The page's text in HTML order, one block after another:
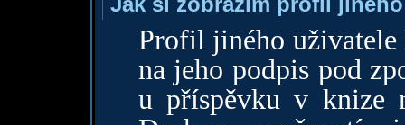
Profil jiného
na jeho podpis pod
u příspěvku v knize